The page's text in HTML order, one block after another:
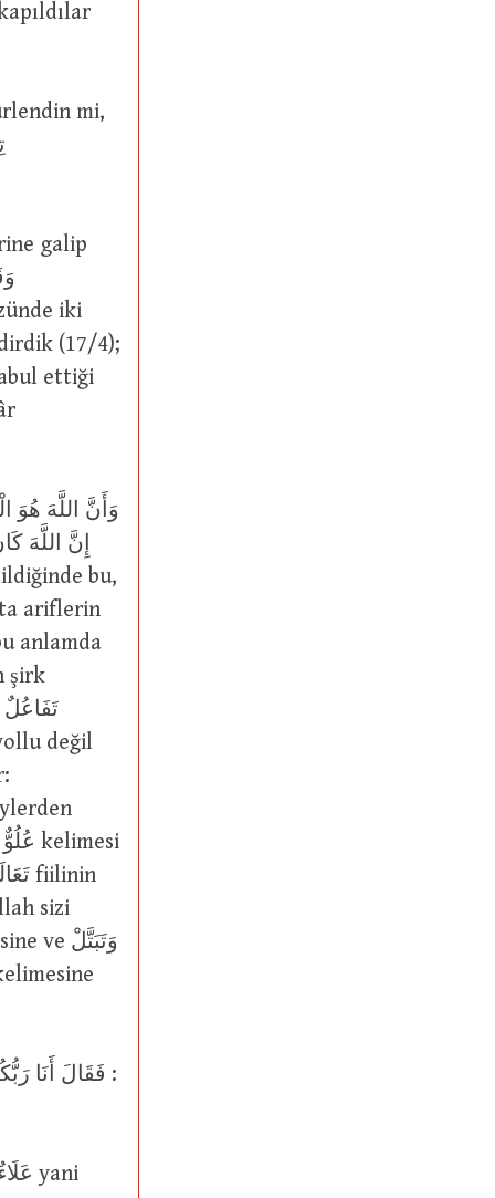
(17/4);
bu,
ariflerin
anlamda
değil